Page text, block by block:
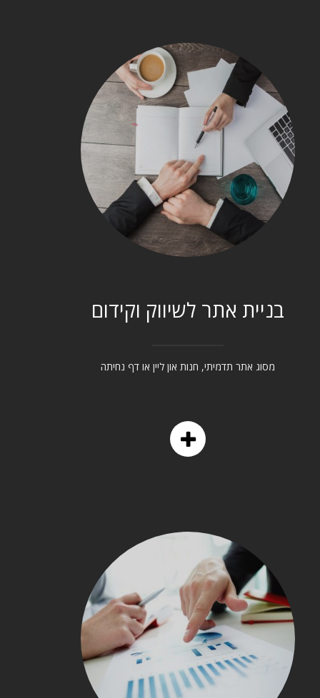
בניית אתר לשיווק וקידום
מסוג אתר תדמיתי, חנות און ליין או דף נחיתה